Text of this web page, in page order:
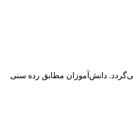
می‌گردد. دانش‌آموزان مطابق رده سنی